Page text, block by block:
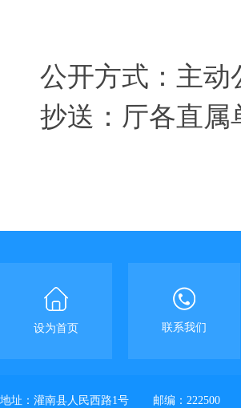
公开方式：主动
抄送：厅各直属
设为首页 联系我们
地址：灌南县人民西路1号 邮编：222500